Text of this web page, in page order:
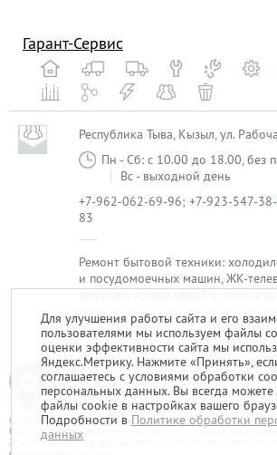
Гарант-Сервис
Республика Тыва, Кызыл, ул.
Пн - Сб: с 10.00 до 18.00, без
Вс - выходной день
+7-962-062-69-96; +7-923-547-
83
Ремонт бытовой техники:
и посудомоечных машин, ЖК-
микроволновых печей и многое
1
© 2014-2026. «Мой Сервис-Гид» – проект группы «Текарт».
При любом использовании материалов ресурса ссылка обязательна.
За достоверность информации, размещенной пользователями,
Для улучшения работы сайта и его
пользователями мы используем файлы
оценки эффективности сайта мы
Яндекс.Метрику. Нажмите «Принять»,
соглашаетесь с условиями обработки
персональных данных. Вы всегда можете
файлы cookie в настройках вашего
Подробности в Политике обработки
данных